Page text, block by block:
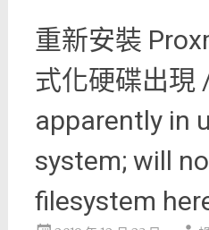
重新安裝
式化硬碟出現
apparently in
system; will
filesystem